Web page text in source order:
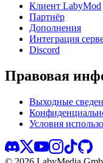
Клиент LabyMod
Партнёр
Дополнения
Интеграция
Discord
Правовая
Выходные
Условия